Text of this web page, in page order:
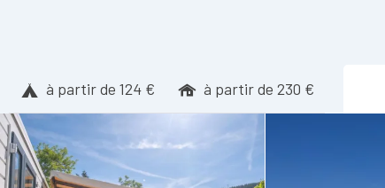
à partir de 124 € à partir de 230 €